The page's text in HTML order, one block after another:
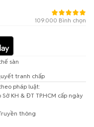
109.000 Bình chọn
sàn
tranh chấp
pháp luật:
KH & ĐT TP.HCM cấp ngày
thông